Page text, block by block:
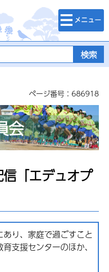
検索・メニュ
ー
ページ番号：686918
会
「エデュオプ
り、家庭で過ごすこと
支援センターのほか、